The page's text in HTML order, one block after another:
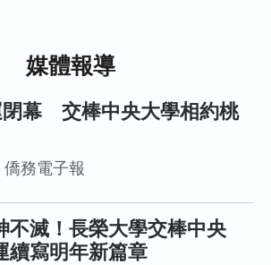
媒體報導
閉幕 交棒中央大學相約桃
僑務電子報
不滅！長榮大學交棒中央
寫明年新篇章